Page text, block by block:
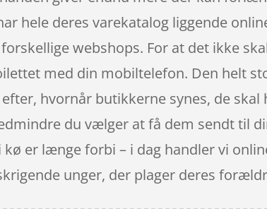
hele deres varekatalog liggende
webshops. For at det ikke
med din mobiltelefon. Den helt
hvornår butikkerne synes, de
du vælger at få dem sendt til
kø er længe forbi – i dag handler vi
unger, der plager deres